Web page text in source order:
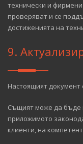
технически и фирмени
проверяват и се
достиженията на
9.
Настоящият документ
Същият може да бъде
приложимото
клиенти, на